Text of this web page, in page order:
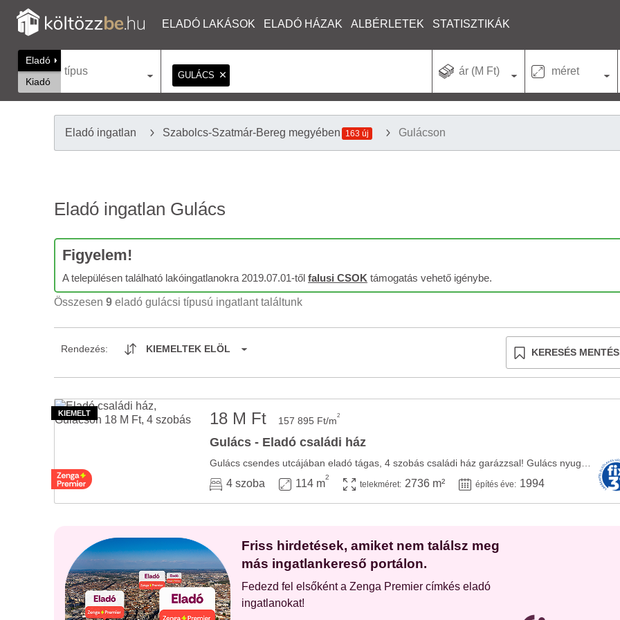
ELADÓ LAKÁSOK ELADÓ HÁZAK ALBÉRLETEK STATISZTIKÁK
Eladó
Kiadó
típus GULÁCS ár (M Ft) méret
Eladó ingatlan Szabolcs-Szatmár-Bereg megyében 163 új Gulácson
Eladó ingatlan Gulács
Figyelem!
A településen található lakóingatlanokra 2019.07.01-től falusi CSOK támogatás vehető igénybe.
Összesen 9 eladó gulácsi típusú ingatlant találtunk
Rendezés: KIEMELTEK ELÖL KERESÉS
18 M Ft 157 895 Ft/m2
Gulács - Eladó családi ház
4 szoba 114 m
2
telekméret: 2736 m² építés éve: 1994
Friss hirdetések, amiket nem találsz meg
más ingatlankereső portálon.
Fedezd fel elsőként a Zenga Premier címkés eladó
ingatlanokat!